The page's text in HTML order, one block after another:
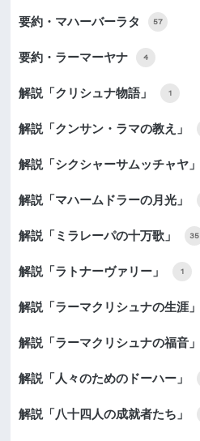
要約・マハーバーラタ 57
要約・ラーマーヤナ 4
解説「クリシュナ物語」 1
解説「クンサン・ラマの教え」
解説「シクシャーサムッチャヤ」
解説「マハームドラーの月光」
解説「ミラレーパの十万歌」 35
解説「ラトナーヴァリー」 1
解説「ラーマクリシュナの生涯」
解説「ラーマクリシュナの福音」
解説「人々のためのドーハー」
解説「八十四人の成就者たち」